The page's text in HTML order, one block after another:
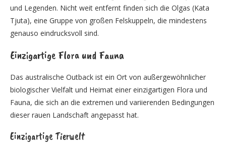
und Legenden. Nicht weit entfernt finden sich die Olgas (Kata
Tjuta), eine Gruppe von großen Felskuppeln, die mindestens
genauso eindrucksvoll sind.
Einzigartige Flora und Fauna
Das australische Outback ist ein Ort von außergewöhnlicher
biologischer Vielfalt und Heimat einer einzigartigen Flora und
Fauna, die sich an die extremen und variierenden Bedingungen
dieser rauen Landschaft angepasst hat.
Einzigartige Tierwelt